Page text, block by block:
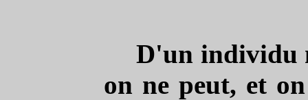
D'un individu
on ne peut, et